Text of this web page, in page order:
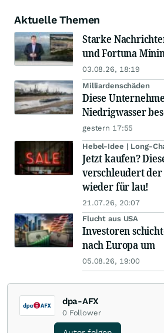
Aktuelle Themen
Starke
und Fortuna
03.08.26, 18:19
Milliardenschäden
Diese
Niedrigwasser
gestern 17:55
Hebel-Idee | Long-
Jetzt kaufen?
verschleudert
wieder für lau!
21.07.26, 20:07
Flucht aus USA
Investoren
nach Europa um
05.08.26, 19:00
dpa-AFX
0 Follower